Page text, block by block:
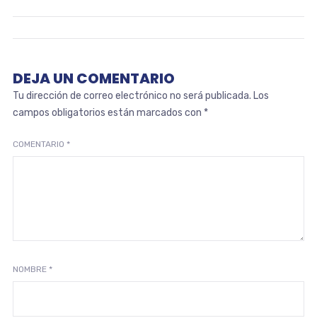
DEJA UN COMENTARIO
Tu dirección de correo electrónico no será publicada. Los
campos obligatorios están marcados con *
COMENTARIO *
NOMBRE *